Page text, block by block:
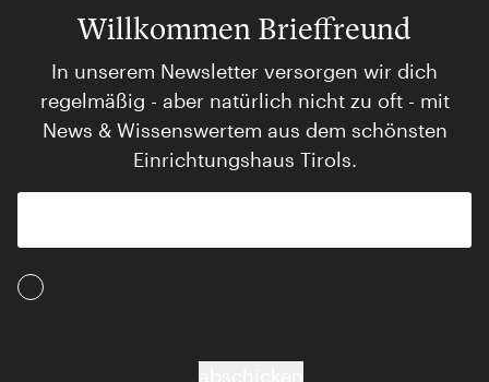
Willkommen Brieffreund
In unserem Newsletter versorgen wir dich
regelmäßig - aber natürlich nicht zu oft - mit
News & Wissenswertem aus dem schönsten
Einrichtungshaus Tirols.